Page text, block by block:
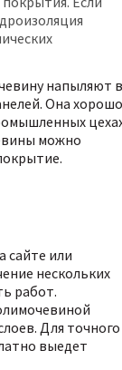
напыляют в
Она хорошо
можно
сайте или
нескольких
работ.
Для точного
выедет